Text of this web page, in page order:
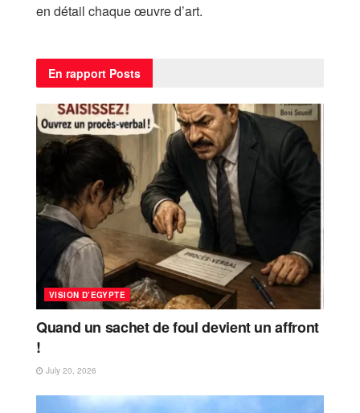
en détail chaque œuvre d’art.
En rapport Posts
VISION D’EGYPTE
Quand un sachet de foul devient un affront
!
July 20, 2026